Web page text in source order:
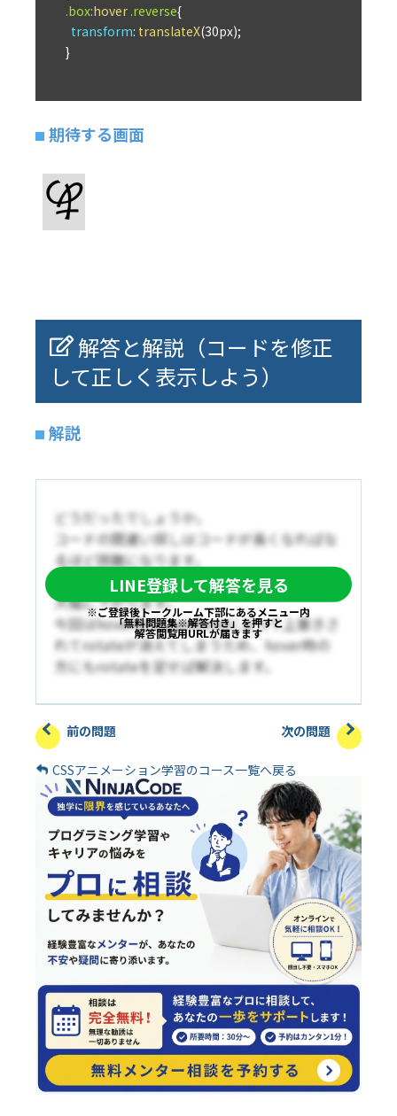
.box:hover .reverse{
transform: translateX(30px);
期待する画面
解答と解説（コードを修正
して正しく表示しよう）
解説
LINE登録して解答を見る
※ご登録後トークルーム下部にあるメニュー内
「無料問題集※解答付き」を押すと
解答閲覧用URLが届きます
どうだったでしょうか。
コードの間違い探しはコードが長くなればな
るほど困難になります。
その時間が長くなることによって作業効率が
大幅に下がります。
今回はhover時のtransformによって上書きさ
れてrotateが消えてしまうため、hover時の
方にもrotateを足せば解決します。
前の問題 次の問題
CSSアニメーション学習のコース一覧へ戻る